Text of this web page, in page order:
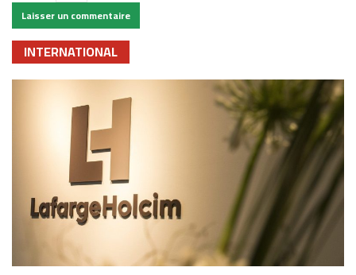
INTERNATIONAL